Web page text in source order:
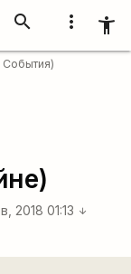
more_vert accessibility_new
search
2018 01:13 arrow_downward